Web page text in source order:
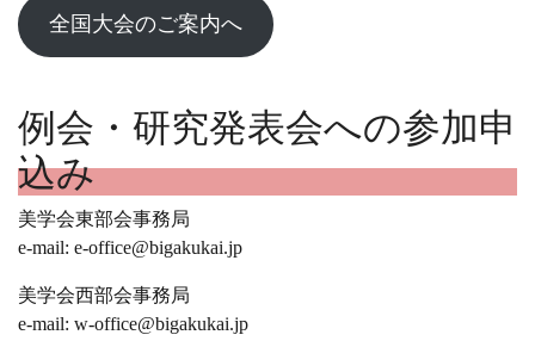
全国大会のご案内へ
例会・研究発表会への参加申
込み
美学会東部会事務局
e-mail: e-office@bigakukai.jp
美学会西部会事務局
e-mail: w-office@bigakukai.jp